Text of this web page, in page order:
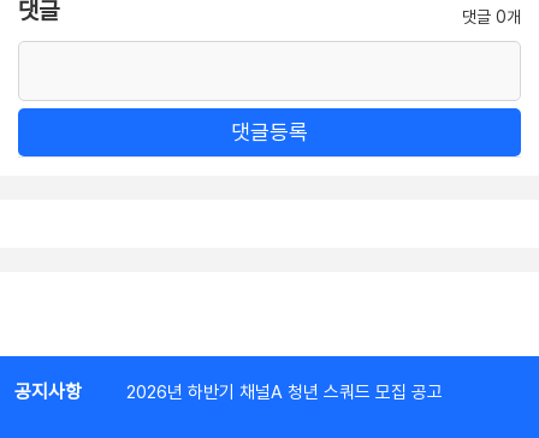
댓글 댓글 0개
댓글등록
공지사항 2026년 하반기 채널A 청년 스쿼드 모집 공고